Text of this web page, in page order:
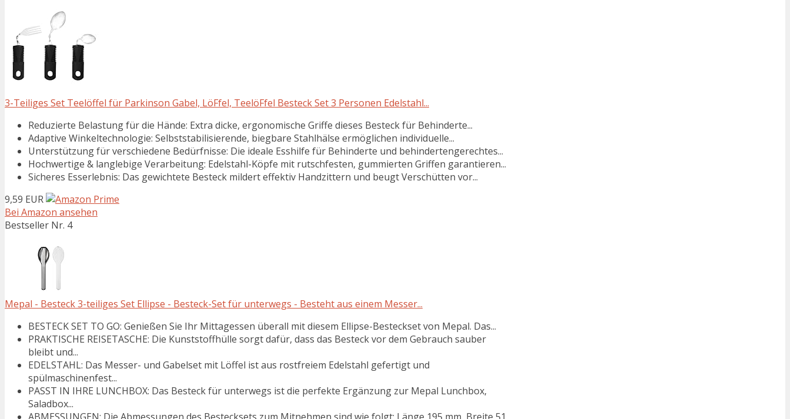
3-Teiliges Set Teelöffel für Parkinson Gabel, LöFfel, TeelöFfel Besteck Set 3 Personen Edelstahl...
Reduzierte Belastung für die Hände: Extra dicke, ergonomische Griffe dieses Besteck für Behinderte...
Adaptive Winkeltechnologie: Selbststabilisierende, biegbare Stahlhälse ermöglichen individuelle...
Unterstützung für verschiedene Bedürfnisse: Die ideale Esshilfe für Behinderte und behindertengerechtes...
Hochwertige & langlebige Verarbeitung: Edelstahl-Köpfe mit rutschfesten, gummierten Griffen garantieren...
Sicheres Esserlebnis: Das gewichtete Besteck mildert effektiv Handzittern und beugt Verschütten vor...
9,59 EUR
Bei Amazon ansehen
Bestseller Nr. 4
Mepal - Besteck 3-teiliges Set Ellipse - Besteck-Set für unterwegs - Besteht aus einem Messer...
BESTECK SET TO GO: Genießen Sie Ihr Mittagessen überall mit diesem Ellipse-Besteckset von Mepal. Das...
PRAKTISCHE REISETASCHE: Die Kunststoffhülle sorgt dafür, dass das Besteck vor dem Gebrauch sauber
bleibt und...
EDELSTAHL: Das Messer- und Gabelset mit Löffel ist aus rostfreiem Edelstahl gefertigt und
spülmaschinenfest...
PASST IN IHRE LUNCHBOX: Das Besteck für unterwegs ist die perfekte Ergänzung zur Mepal Lunchbox,
Saladbox...